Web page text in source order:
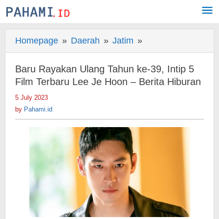
Skip
to
Homepage » Daerah » Jatim »
Rayakan
Ulang
Tahun
Intip
Hoon
-
Baru Rayakan Ulang Tahun ke-39, Intip 5
Film Terbaru Lee Je Hoon – Berita Hiburan
5 July 2023
by Pahami.id